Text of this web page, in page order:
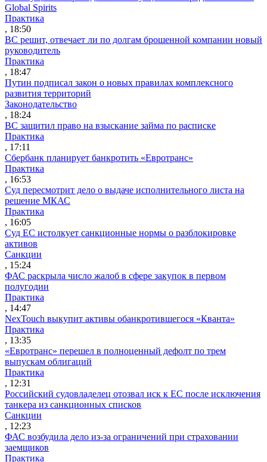
Global Spirits
Практика
, 18:50
ВС решит, отвечает ли по долгам брошенной компании новый
руководитель
Практика
, 18:47
Путин подписал закон о новых правилах комплексного
развития территорий
Законодательство
, 18:24
ВС защитил право на взыскание займа по расписке
Практика
, 17:11
Сбербанк планирует банкротить «Евротранс»
Практика
, 16:53
Суд пересмотрит дело о выдаче исполнительного листа на
решение МКАС
Практика
, 16:05
Суд ЕС истолкует санкционные нормы о разблокировке
активов
Санкции
, 15:24
ФАС раскрыла число жалоб в сфере закупок в первом
полугодии
Практика
, 14:47
NexTouch выкупит активы обанкротившегося «Кванта»
Практика
, 13:35
«Евротранс» перешел в полноценный дефолт по трем
выпускам облигаций
Практика
, 12:31
Российский судовладелец отозвал иск к ЕС после исключения
танкера из санкционных списков
Санкции
, 12:23
ФАС возбудила дело из-за ограничений при страховании
заемщиков
Практика